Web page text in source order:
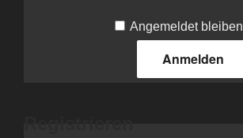
Angemeldet bleiben